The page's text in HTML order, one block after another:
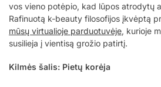
vos vieno potėpio, kad lūpos atrodytų
Rafinuotą k-beauty filosofijos įkvėptą
mūsų virtualioje parduotuvėje, kurioje
susilieja į vientisą grožio patirtį.
Kilmės šalis: Pietų korėja